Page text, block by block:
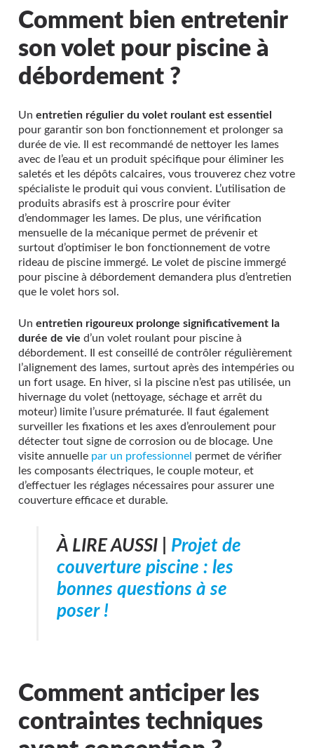
Comment bien entretenir
son volet pour piscine à
débordement ?
Un entretien régulier du volet roulant est essentiel
pour garantir son bon fonctionnement et prolonger sa
durée de vie. Il est recommandé de nettoyer les lames
avec de l’eau et un produit spécifique pour éliminer les
saletés et les dépôts calcaires, vous trouverez chez votre
spécialiste le produit qui vous convient. L’utilisation de
produits abrasifs est à proscrire pour éviter
d’endommager les lames. De plus, une vérification
mensuelle de la mécanique permet de prévenir et
surtout d’optimiser le bon fonctionnement de votre
rideau de piscine immergé. Le volet de piscine immergé
pour piscine à débordement demandera plus d’entretien
que le volet hors sol.
Un entretien rigoureux prolonge significativement la
durée de vie d’un volet roulant pour piscine à
débordement. Il est conseillé de contrôler régulièrement
l’alignement des lames, surtout après des intempéries ou
un fort usage. En hiver, si la piscine n’est pas utilisée, un
hivernage du volet (nettoyage, séchage et arrêt du
moteur) limite l’usure prématurée. Il faut également
surveiller les fixations et les axes d’enroulement pour
détecter tout signe de corrosion ou de blocage. Une
visite annuelle par un professionnel permet de vérifier
les composants électriques, le couple moteur, et
d’effectuer les réglages nécessaires pour assurer une
couverture efficace et durable.
À LIRE AUSSI | Projet de
couverture piscine : les
bonnes questions à se
poser !
Comment anticiper les
contraintes techniques